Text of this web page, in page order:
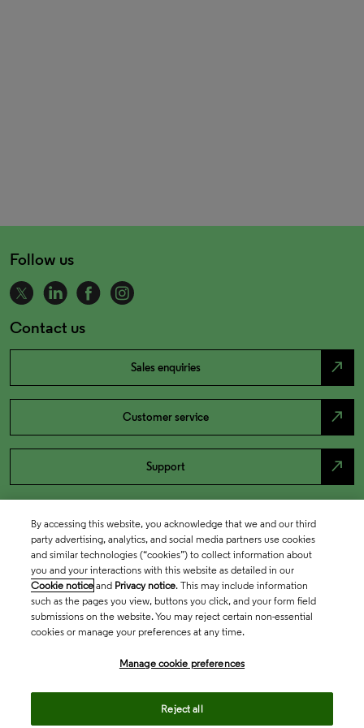
Follow us
Contact us
Sales enquiries north_east
Customer service north_east
Support north_east
By accessing this website, you acknowledge that we and our third
party advertising, analytics, and social media partners use cookies
and similar technologies (“cookies”) to collect information about
you and your interactions with this website as detailed in our
Cookie notice and Privacy notice. This may include information
such as the pages you view, buttons you click, and your form field
submissions on the website. You may reject certain non-essential
cookies or manage your preferences at any time.
Manage cookie preferences
Reject all